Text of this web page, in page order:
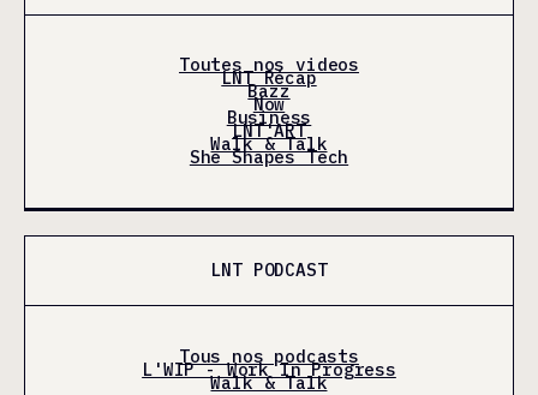
Toutes nos videos
LNT Récap
Bazz
Now
Business
LNT'ART
Walk & Talk
She Shapes Tech
LNT PODCAST
Tous nos podcasts
L'WIP - Work In Progress
Walk & Talk